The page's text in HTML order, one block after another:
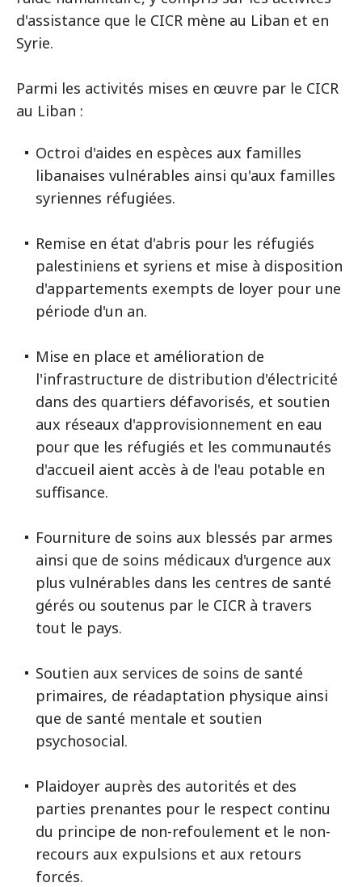
d'assistance que le CICR mène au Liban et en
Syrie.
Parmi les activités mises en œuvre par le CICR
au Liban :
Octroi d'aides en espèces aux familles
libanaises vulnérables ainsi qu'aux familles
syriennes réfugiées.
Remise en état d'abris pour les réfugiés
palestiniens et syriens et mise à disposition
d'appartements exempts de loyer pour une
période d'un an.
Mise en place et amélioration de
l'infrastructure de distribution d'électricité
dans des quartiers défavorisés, et soutien
aux réseaux d'approvisionnement en eau
pour que les réfugiés et les communautés
d'accueil aient accès à de l'eau potable en
suffisance.
Fourniture de soins aux blessés par armes
ainsi que de soins médicaux d'urgence aux
plus vulnérables dans les centres de santé
gérés ou soutenus par le CICR à travers
tout le pays.
Soutien aux services de soins de santé
primaires, de réadaptation physique ainsi
que de santé mentale et soutien
psychosocial.
Plaidoyer auprès des autorités et des
parties prenantes pour le respect continu
du principe de non-refoulement et le non-
recours aux expulsions et aux retours
forcés.